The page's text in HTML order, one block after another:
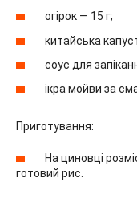
огірок — 15 г;
китайська
соус для
ікра мойви за
Приготування:
На циновці
готовий рис.